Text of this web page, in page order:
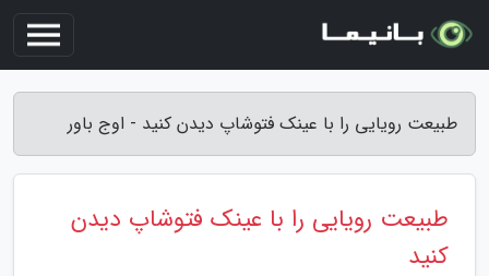
طبیعت رویایی را با عینک فتوشاپ دیدن کنید - اوج باور
طبیعت رویایی را با عینک فتوشاپ دیدن
کنید